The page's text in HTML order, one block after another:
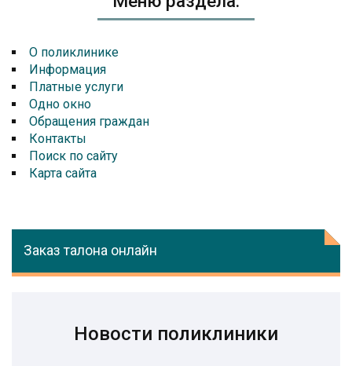
О поликлинике
Информация
Платные услуги
Одно окно
Обращения граждан
Контакты
Поиск по сайту
Карта сайта
Заказ талона онлайн
Новости поликлиники